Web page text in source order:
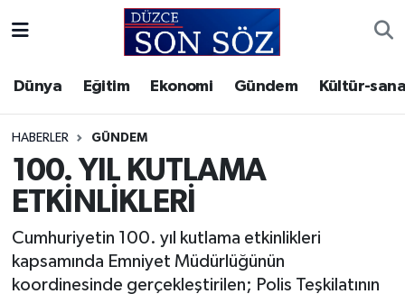
Dünya Eğitim Ekonomi Gündem Kültür-
HABERLER GÜNDEM
100. YIL KUTLAMA
ETKİNLİKLERİ
Cumhuriyetin 100. yıl kutlama etkinlikleri
kapsamında Emniyet Müdürlüğünün
koordinesinde gerçekleştirilen; Polis Teşkilatının
Gizlilik Sözleşmesi
İletişim
Künye
Video Galeri
Akçakoca Hava Durumu
Akçakoca Trafik Yoğunluk Haritası
Süper Lig Puan Durumu ve Fikstür
Tüm Manşetler